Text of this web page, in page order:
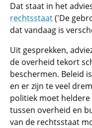
Dat staat in het
rechtsstaat('De
dat vandaag is
Uit gesprekken,
de overheid tekort
beschermen. Beleid
en er zijn te veel
politiek moet heldere
tussen overheid en
van de rechtsstaat